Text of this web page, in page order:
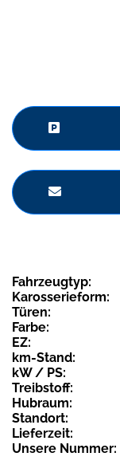
Fahrzeugtyp:
Karosserieform:
Türen:
Farbe:
EZ:
km-Stand:
kW / PS:
Treibstoff:
Hubraum:
Standort:
Lieferzeit:
Unsere Nummer: